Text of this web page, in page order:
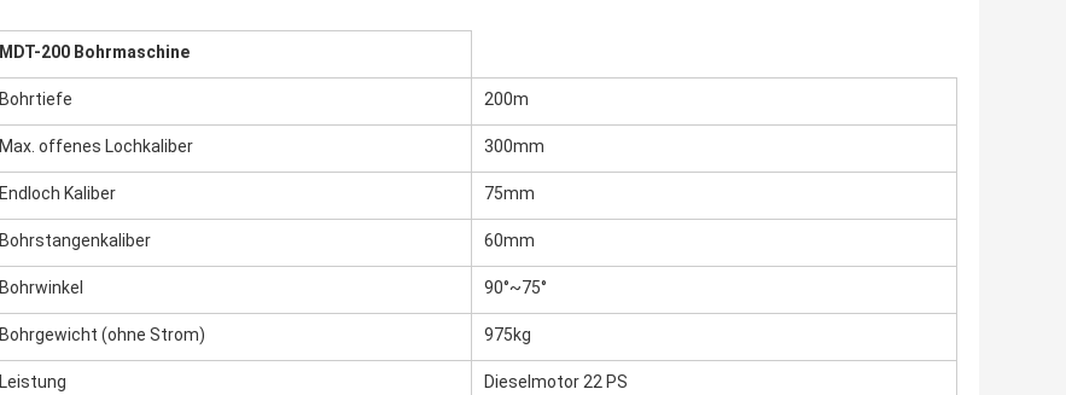
MDT-200 Bohrmaschine
Bohrtiefe 200m
Max. offenes Lochkaliber 300mm
Endloch Kaliber 75mm
Bohrstangenkaliber 60mm
Bohrwinkel 90°~75°
Bohrgewicht (ohne Strom) 975kg
Leistung Dieselmotor 22 PS